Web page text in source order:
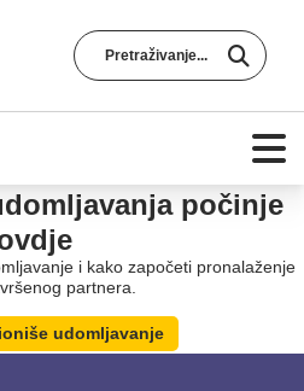
počinje
i kako započeti pronalaženje
partnera.
udomljavanje